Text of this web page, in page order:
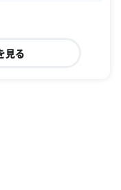
見る